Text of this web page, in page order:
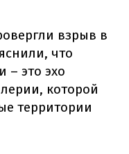
взрыв в
что
– это эхо
которой
территории